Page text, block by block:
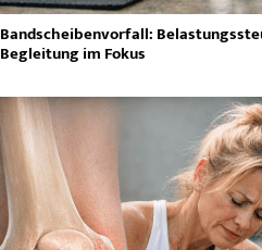
Bandscheibenvorfall:
Begleitung im Fokus